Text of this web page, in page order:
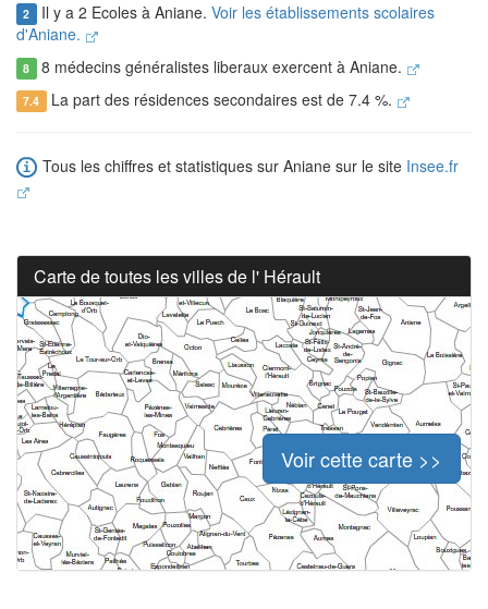
2 Il y a 2 Ecoles à Aniane. Voir les établissements scolaires
d'Aniane.
8 8 médecins généralistes liberaux exercent à Aniane.
7.4 La part des résidences secondaires est de 7.4 %.
Tous les chiffres et statistiques sur Aniane sur le site Insee.fr
Carte de toutes les villes de l' Hérault
Voir cette carte >>